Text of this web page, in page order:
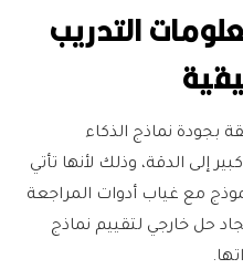
التدريب
بجودة نماذج الذكاء
إلى الدقة، وذلك لأنها تأتي
مع غياب أدوات المراجعة
حل خارجي لتقييم نماذج